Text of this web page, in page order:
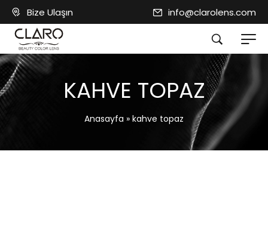
Bize Ulaşın info@clarolens.com
KAHVE TOPAZ
Anasayfa » kahve topaz